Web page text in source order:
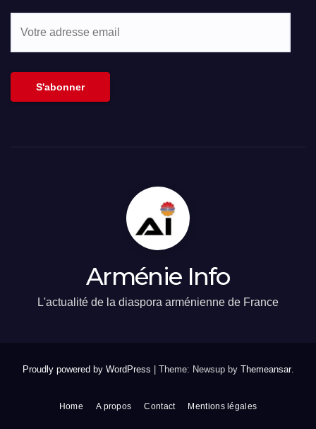
S'abonner
Arménie Info
L'actualité de la diaspora arménienne de France
Proudly powered by WordPress Theme: Newsup by Themeansar.
Home A propos Contact Mentions légales